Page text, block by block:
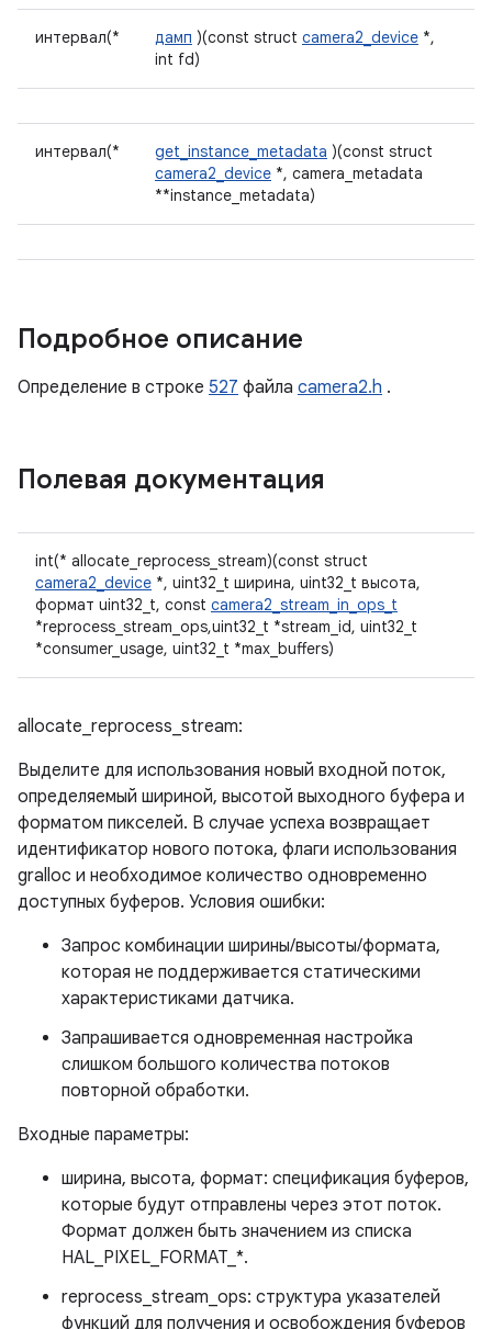
интервал(* дамп )(const struct camera2_device *,
int fd)
интервал(* get_instance_metadata )(const struct
camera2_device *, camera_metadata
**instance_metadata)
Подробное описание
Определение в строке 527 файла camera2.h .
Полевая документация
int(* allocate_reprocess_stream)(const struct
camera2_device *, uint32_t ширина, uint32_t высота,
формат uint32_t, const camera2_stream_in_ops_t
*reprocess_stream_ops,uint32_t *stream_id, uint32_t
*consumer_usage, uint32_t *max_buffers)
allocate_reprocess_stream:
Выделите для использования новый входной поток,
определяемый шириной, высотой выходного буфера и
форматом пикселей. В случае успеха возвращает
идентификатор нового потока, флаги использования
gralloc и необходимое количество одновременно
доступных буферов. Условия ошибки:
Запрос комбинации ширины/высоты/формата,
которая не поддерживается статическими
характеристиками датчика.
Запрашивается одновременная настройка
слишком большого количества потоков
повторной обработки.
Входные параметры:
ширина, высота, формат: спецификация буферов,
которые будут отправлены через этот поток.
Формат должен быть значением из списка
HAL_PIXEL_FORMAT_*.
reprocess_stream_ops: структура указателей
функций для получения и освобождения буферов